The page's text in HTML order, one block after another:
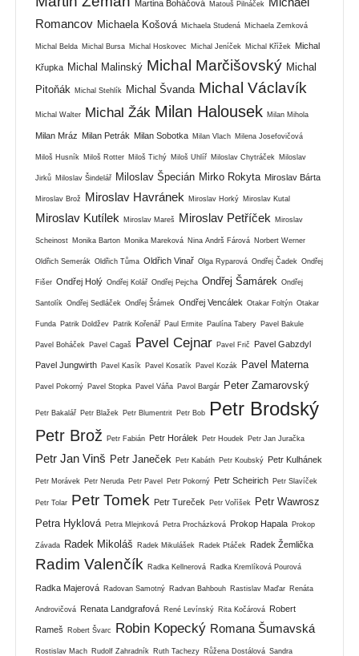
Martina Boháčová Matouš Pilnáček
Romancov Michaela Košová Michaela Studená Michaela Zemková
Michal Belda Michal Bursa Michal Hoskovec Michal Jeníček Michal Křížek Michal
Křupka Michal Malinský Michal Marčišovský Michal
Pitoňák
Michal Stehlík Michal Švanda Michal Václavík
Michal Walter Michal Žák Milan Halousek Milan Mihola
Milan Mráz Milan Petrák Milan Sobotka Milan Vlach Milena Josefovičová
Miloš Husník Miloš Rotter Miloš Tichý Miloš Uhlíř Miloslav Chytráček Miloslav
Jirků Miloslav Šindelář Miloslav Špecián Mirko Rokyta Miroslav Bárta
Miroslav Brož Miroslav Havránek Miroslav Horký Miroslav Kutal
Miroslav Kutílek Miroslav Mareš Miroslav Petříček Miroslav
Scheinost Monika Barton Monika Mareková Nina Andrš Fárová Norbert Werner
Oldřich Semerák Oldřich Tůma Oldřich Vinař Olga Ryparová Ondřej Čadek Ondřej
Fišer Ondřej Holý Ondřej Kolář Ondřej Pejcha Ondřej Šamárek Ondřej
Santolík Ondřej Sedláček Ondřej Šrámek Ondřej Vencálek Otakar Foltýn Otakar
Funda Patrik Doldžev Patrik Kořenář Paul Ermite Paulína Tabery Pavel Bakule
Pavel Boháček Pavel Cagaš Pavel Cejnar Pavel Frič Pavel Gabzdyl
Pavel Jungwirth Pavel Kasík Pavel Kosatík Pavel Kozák Pavel Materna
Pavel Pokorný Pavel Stopka Pavel Váňa Pavol Bargár Peter Zamarovský
Petr Bakalář Petr Blažek Petr Blumentrit Petr Bob Petr Brodský
Petr Brož Petr Fabián Petr Horálek Petr Houdek Petr Jan Juračka
Petr Jan Vinš Petr Janeček Petr Kabáth Petr Koubský Petr Kulhánek
Petr Morávek Petr Neruda Petr Pavel Petr Pokorný Petr Scheirich Petr Slavíček
Petr Tolar Petr Tomek Petr Tureček Petr Voříšek
Petr Wawrosz
Petra Hyklová Petra Mlejnková Petra Procházková Prokop Hapala Prokop
Závada Radek Mikoláš Radek Mikulášek Radek Ptáček Radek Žemlička
Radim Valenčík Radka Kellnerová Radka Kremlíková Pourová
Radka Majerová Radovan Samotný Radvan Bahbouh Rastislav Maďar Renáta
Androvičová Renata Landgrafová René Levínský Rita Kočárová Robert
Rameš Robert Švarc Robin Kopecký Romana Šumavská
Rostislav Mach Rudolf Zahradník Ruth Tachezy Růžena Dostálová Sandra